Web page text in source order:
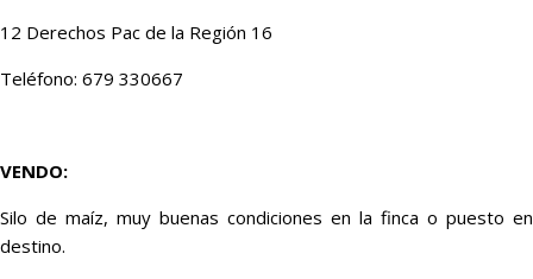
12 Derechos Pac de la Región 16
Teléfono: 679 330667
VENDO:
Silo de maíz, muy buenas condiciones en la finca o puesto en
destino.